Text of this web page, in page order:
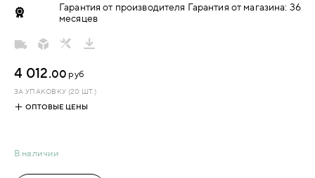
Гарантия от производителя Гарантия от магазина: 36
месяцев
В наличии
4 012.00 руб
ЗА УПАКОВКУ (20 ШТ.)
ОПТОВЫЕ ЦЕНЫ